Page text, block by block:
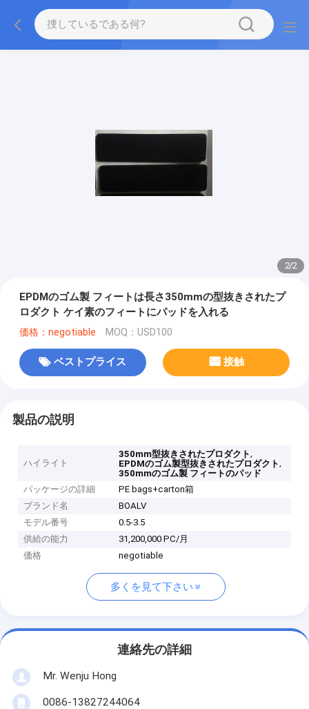
2/2
EPDMのゴム製 フィートは長さ350mmの型抜きされたプ
ロダクト ケイ素のフィートにパッドを入れる
価格：negotiable MOQ：USD100
ベストプライス 接触
製品の説明
ハイライト
350mm型抜きされたプロダクト,
EPDMのゴム製型抜きされたプロダクト,
350mmのゴム製 フィートのパッド
パッケージの詳細
PE bags+carton箱
ブランド名
BOALV
モデル番号
0.5-3.5
供給の能力
31,200,000 PC/月
価格
negotiable
多くを見て下さい
連絡先の詳細
Mr. Wenju Hong
0086-13827244064